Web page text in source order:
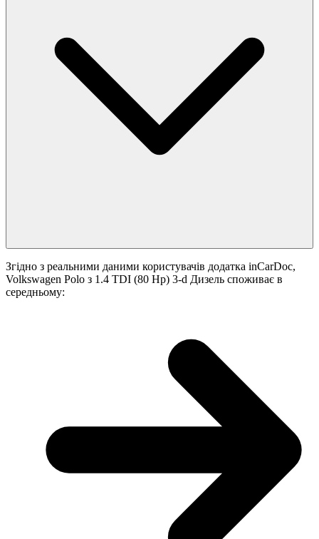
Згідно з реальними даними користувачів додатка inCarDoc,
Volkswagen Polo з 1.4 TDI (80 Hp) 3-d Дизель споживає в
середньому: